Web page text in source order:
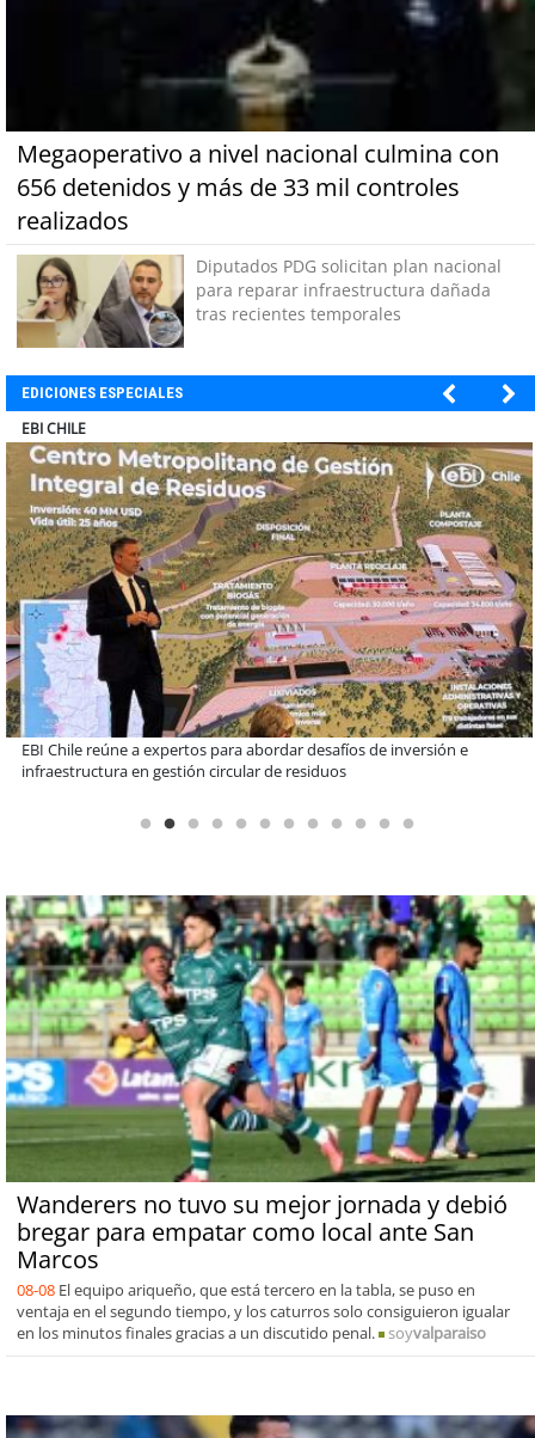
Megaoperativo a nivel nacional culmina con
656 detenidos y más de 33 mil controles
realizados
Diputados PDG solicitan plan nacional
para reparar infraestructura dañada
tras recientes temporales
EDICIONES ESPECIALES
SOPRAVAL
Más de 1.600 alumnos han sido parte de programa Súper Sano de
Sopraval en lo que va del año
Wanderers no tuvo su mejor jornada y debió
bregar para empatar como local ante San
Marcos
08-08 El equipo ariqueño, que está tercero en la tabla, se puso en
ventaja en el segundo tiempo, y los caturros solo consiguieron igualar
en los minutos finales gracias a un discutido penal.
soyvalparaiso